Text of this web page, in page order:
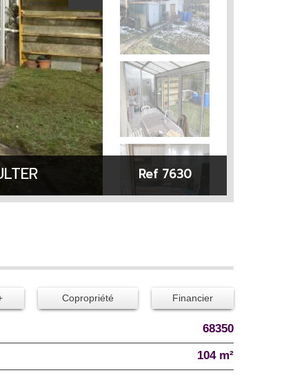
Ref 7630
Copropriété Financier
68350
104 m²